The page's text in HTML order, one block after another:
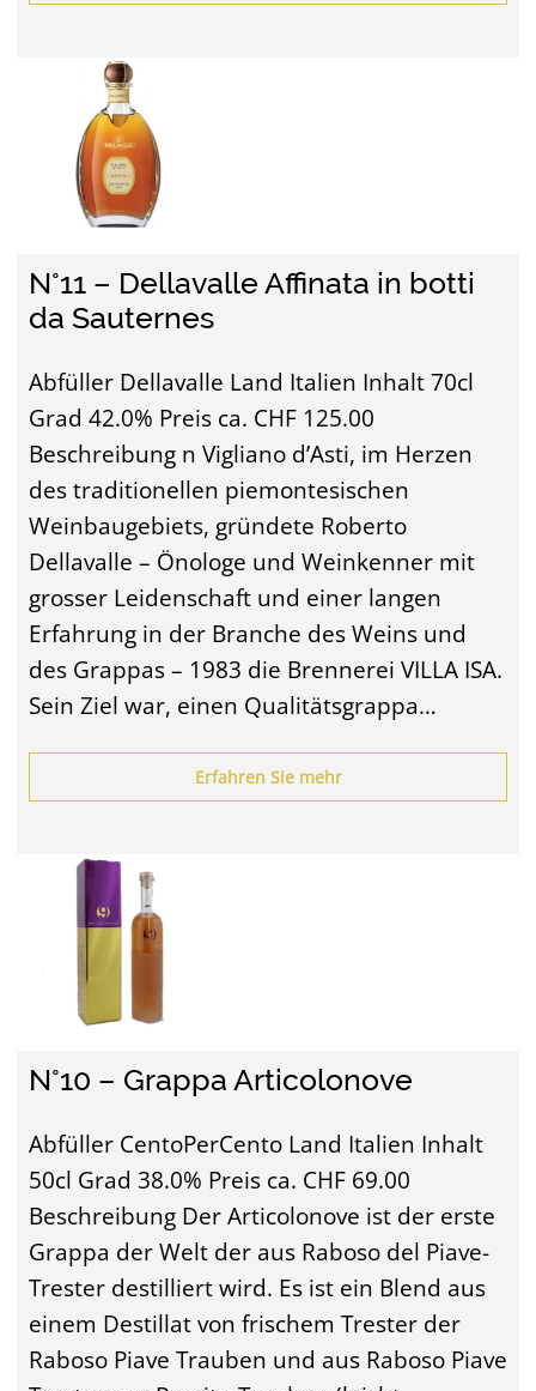
N°11 – Dellavalle Affinata in botti
da Sauternes
Abfüller Dellavalle Land Italien Inhalt 70cl
Grad 42.0% Preis ca. CHF 125.00
Beschreibung n Vigliano d’Asti, im Herzen
des traditionellen piemontesischen
Weinbaugebiets, gründete Roberto
Dellavalle – Önologe und Weinkenner mit
grosser Leidenschaft und einer langen
Erfahrung in der Branche des Weins und
des Grappas – 1983 die Brennerei VILLA ISA.
Sein Ziel war, einen Qualitätsgrappa…
Erfahren Sie mehr
N°10 – Grappa Articolonove
Abfüller CentoPerCento Land Italien Inhalt
50cl Grad 38.0% Preis ca. CHF 69.00
Beschreibung Der Articolonove ist der erste
Grappa der Welt der aus Raboso del Piave-
Trester destilliert wird. Es ist ein Blend aus
einem Destillat von frischem Trester der
Raboso Piave Trauben und aus Raboso Piave